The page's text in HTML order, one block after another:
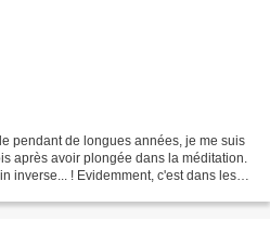
pendant de longues années, je me suis
après avoir plongée dans la méditation.
inverse... ! Evidemment, c'est dans les